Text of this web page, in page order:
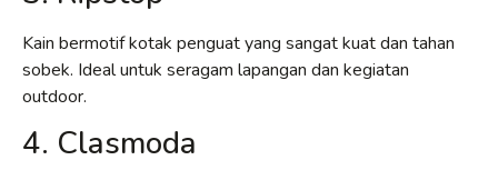
Kain bermotif kotak penguat yang sangat kuat dan tahan
sobek. Ideal untuk seragam lapangan dan kegiatan
outdoor.
4. Clasmoda